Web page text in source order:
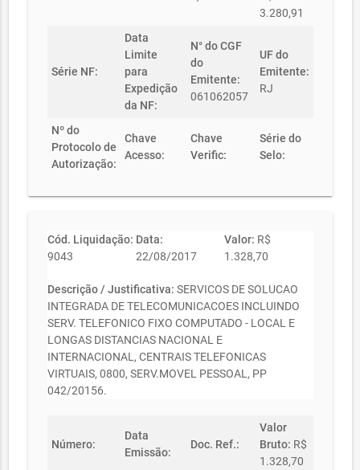
3.280,91
Série NF:
Data
Limite
para
Expedição
da NF:
N° do CGF
do
Emitente:
061062057
UF do
Emitente:
RJ
Nº do
Protocolo de
Autorização:
Chave
Acesso:
Chave
Verific:
Série do
Selo:
Cód. Liquidação:
9043
Data:
22/08/2017
Valor: R$
1.328,70
Descrição / Justificativa: SERVICOS DE SOLUCAO
INTEGRADA DE TELECOMUNICACOES INCLUINDO
SERV. TELEFONICO FIXO COMPUTADO - LOCAL E
LONGAS DISTANCIAS NACIONAL E
INTERNACIONAL, CENTRAIS TELEFONICAS
VIRTUAIS, 0800, SERV.MOVEL PESSOAL, PP
042/20156.
Número:
Data
Emissão:
Doc. Ref.:
Valor
Bruto: R$
1.328,70